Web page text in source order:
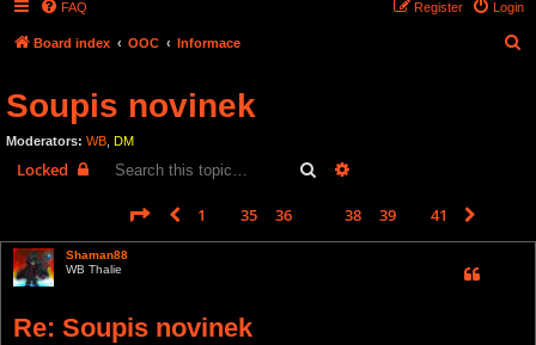
FAQ Login
Register
Board index OOC Informace
Soupis novinek
Moderators: WB DM
Locked Search
Page 37 41
Previous
1 35 36 38 39 41
Shaman88
WB Thalie
Re: Soupis novinek